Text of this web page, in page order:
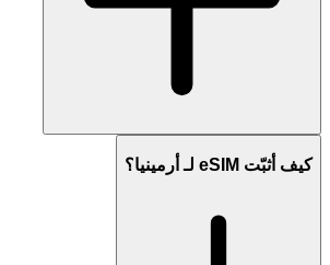
كيف أثبّت eSIM لـ أرمينيا؟